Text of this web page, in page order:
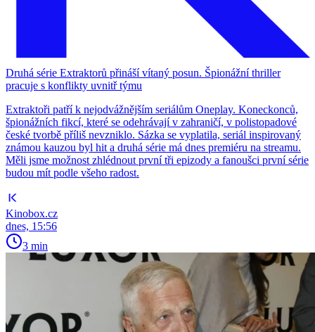
Druhá série Extraktorů přináší vítaný posun. Špionážní thriller
pracuje s konflikty uvnitř týmu
Extraktoři patří k nejodvážnějším seriálům Oneplay. Koneckonců,
špionážních fikcí, které se odehrávají v zahraničí, v polistopadové
české tvorbě příliš nevzniklo. Sázka se vyplatila, seriál inspirovaný
známou kauzou byl hit a druhá série má dnes premiéru na streamu.
Měli jsme možnost zhlédnout první tři epizody a fanoušci první série
budou mít podle všeho radost.
Kinobox.cz
dnes, 15:56
3 min